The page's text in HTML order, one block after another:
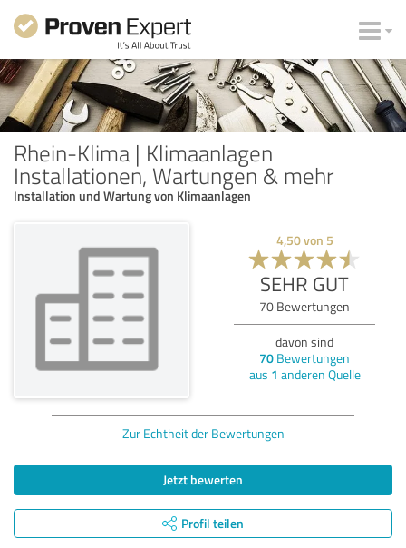
Rhein-Klima | Klimaanlagen
Installationen, Wartungen & mehr
Installation und Wartung von Klimaanlagen
4,50von 5
SEHR GUT
70 Bewertungen
davon sind
70 Bewertungen
aus 1 anderen Quelle
Zur Echtheit der Bewertungen
Jetzt bewerten
Profil teilen